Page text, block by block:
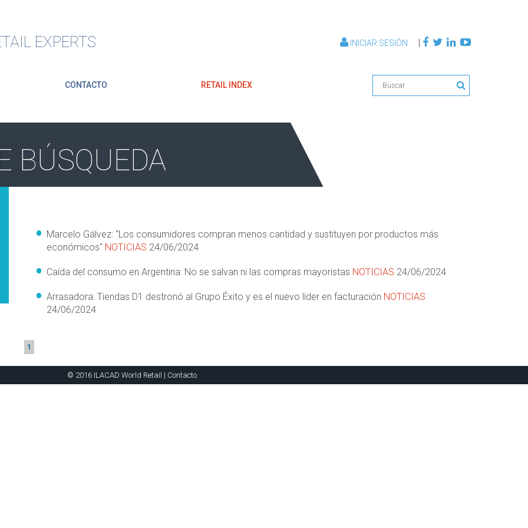
EXPERTS INICIAR SESIÓN |
CONTACTO RETAIL INDEX
BÚSQUEDA
Marcelo Gálvez: “Los consumidores compran menos cantidad y sustituyen por productos más
económicos" NOTICIAS 24/06/2024
Caída del consumo en Argentina: No se salvan ni las compras mayoristas NOTICIAS 24/06/2024
Arrasadora: Tiendas D1 destronó al Grupo Éxito y es el nuevo líder en facturación NOTICIAS
24/06/2024
1
© 2016 ILACAD World Retail | Contacto